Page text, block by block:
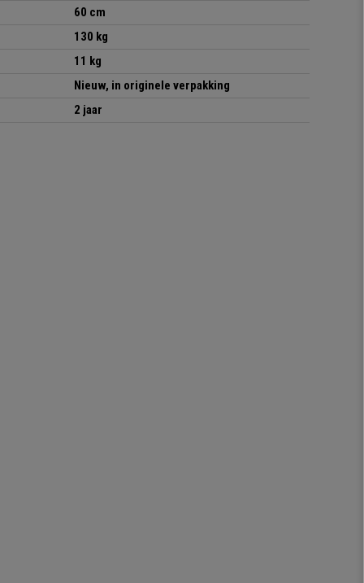
60 cm
130 kg
11 kg
Nieuw, in originele verpakking
2 jaar